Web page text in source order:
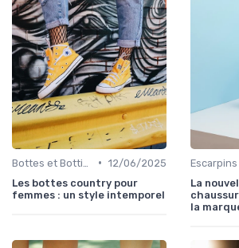
• 12/06/2025
Les bottes country pour
femmes : un style intemporel
La
la